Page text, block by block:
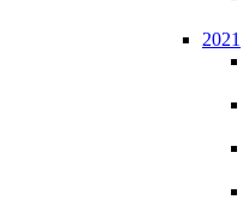
2021